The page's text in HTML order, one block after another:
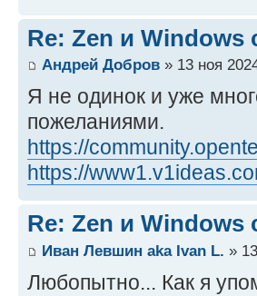
Re: Zen и Windows
Андрей Добров » 13 ноя
Я не одинок и уже
пожеланиями.
https://
https://
Re: Zen и Windows
Иван Левшин aka Ivan L. »
Любопытно... Как я